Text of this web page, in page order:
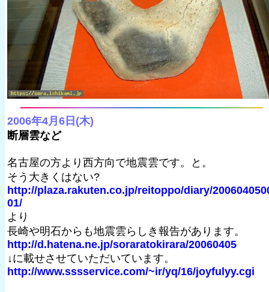
2006年4月6日(木)
断層雲など
名古屋の方より西方向で地震雲です。と。
そう大きくはない?
http://plaza.rakuten.co.jp/reitoppo/diary/
01/
より
長崎や明石からも地震雲らしき報告があります。
http://d.hatena.ne.jp/soraratokirara/20060405
↓に載せさせていただいています。
http://www.sssservice.com/~ir/yq/16/joyfulyy.cgi